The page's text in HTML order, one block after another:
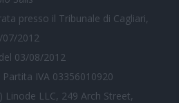
presso il Tribunale di Cagliari,
2012
03/08/2012
IVA 03356010920
Linode LLC, 249 Arch Street,